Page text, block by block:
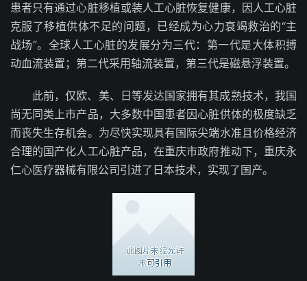
患者只有通过心脏移植或装人工心脏恢复健康，因人工心脏
克服了移植供体不足的问题，已经成为心力衰竭救治的“主
战场”。全球人工心脏的发展分为三代：第一代是大体积搏
动血流装置；第二代采用轴流装置，第三代是磁悬浮装置。
此前，仅欧、美、日等发达国家拥有其成熟技术，我国
尚无同类上市产品，大多数中国患者因心脏供体的极度缺乏
而丧失生存机会。为尽快实现具有国际尖端水准且价格经济
合理的国产化人工心脏产品，在重庆市政府推动下，重庆永
仁心医疗器械有限公司引进了日本技术，实现了国产。